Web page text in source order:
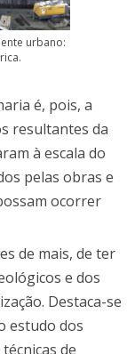
urbano:
é, pois, a
resultantes da
à escala do
pelas obras e
ocorrer
de mais, de ter
e dos
Destaca-se
estudo dos
de